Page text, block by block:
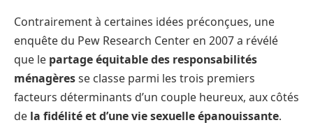
Contrairement à certaines idées préconçues, une
enquête du Pew Research Center en 2007 a révélé
que le partage équitable des responsabilités
ménagèresse classe parmi les trois premiers
facteurs déterminants d’un couple heureux, aux côtés
de la fidélité et d’une vie sexuelle épanouissante.